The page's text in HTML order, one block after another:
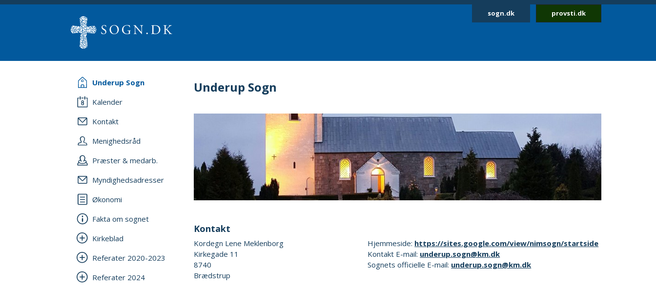
sogn.dk provsti.dk
Underup Sogn
Kalender
Kontakt
Menighedsråd
Præster & medarb.
Myndighedsadresser
Økonomi
Fakta om sognet
Kirkeblad
Referater 2020-2023
Referater 2024
Underup Sogn
Kontakt
Kordegn Lene Meklenborg
Kirkegade 11
8740
Brædstrup
Hjemmeside: https://sites.google.com/view/nimsogn/startside
Kontakt E-mail: underup.sogn@km.dk
Sognets officielle E-mail: underup.sogn@km.dk